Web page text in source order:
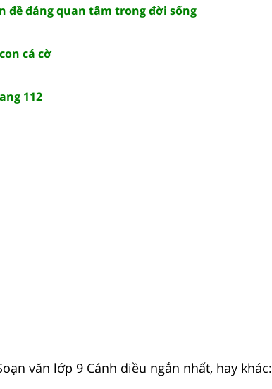
đề đáng quan tâm trong đời sống
cá cờ
112
văn lớp 9 Cánh diều ngắn nhất, hay khác: